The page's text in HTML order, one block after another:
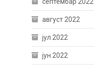
септембар 2022
август 2022
јул 2022
јун 2022